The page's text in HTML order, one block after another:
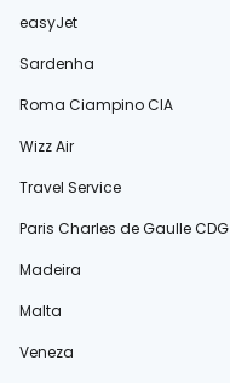
easyJet
Sardenha
Roma Ciampino CIA
Wizz Air
Travel Service
Paris Charles de Gaulle CDG
Madeira
Malta
Veneza